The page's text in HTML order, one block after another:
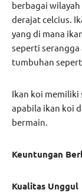
berbagai
derajat celcius.
yang di mana
seperti
tumbuhan
Ikan koi
apabila ikan koi
bermain.
Keuntungan
Kualitas Unggul